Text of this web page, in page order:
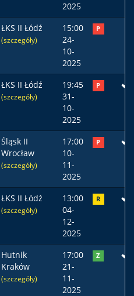
2025
ŁKS II Łódź
(szczegóły)
15:00
24-
10-
2025
P
ŁKS II Łódź
(szczegóły)
19:45
31-
10-
2025
P
Śląsk II
Wrocław
(szczegóły)
17:00
10-
11-
2025
P
ŁKS II Łódź
(szczegóły)
13:00
04-
12-
2025
R
Hutnik
Kraków
(szczegóły)
17:00
21-
11-
2025
Z